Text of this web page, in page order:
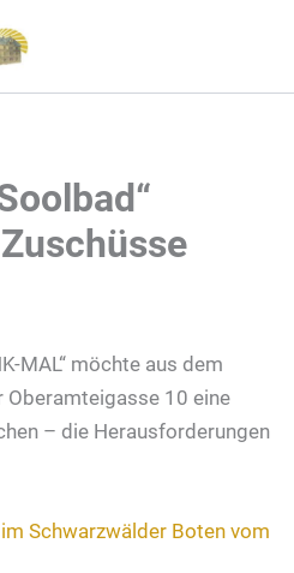
MAL“ möchte aus dem
Oberamteigasse 10 eine
– die Herausforderungen
Schwarzwälder Boten vom